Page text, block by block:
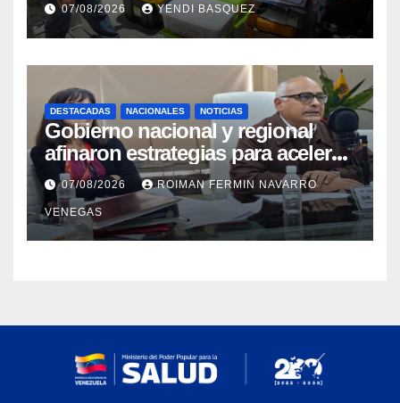
personas con discapacidad
07/08/2026 YENDI BASQUEZ
DESTACADAS NACIONALES NOTICIAS
Gobierno nacional y regional
afinaron estrategias para acelerar
la vacunación antirrábica en el
estado Zulia
07/08/2026 ROIMAN FERMIN NAVARRO
VENEGAS